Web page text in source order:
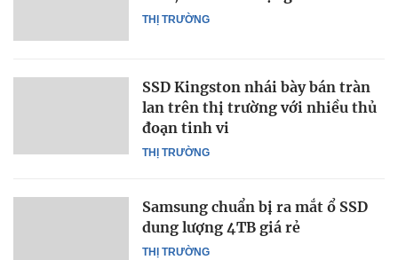
THỊ TRƯỜNG
THỊ TRƯỜNG
SSD Kingston nhái bày bán tràn
lan trên thị trường với nhiều thủ
đoạn tinh vi
THỊ TRƯỜNG
Samsung chuẩn bị ra mắt ổ SSD
dung lượng 4TB giá rẻ